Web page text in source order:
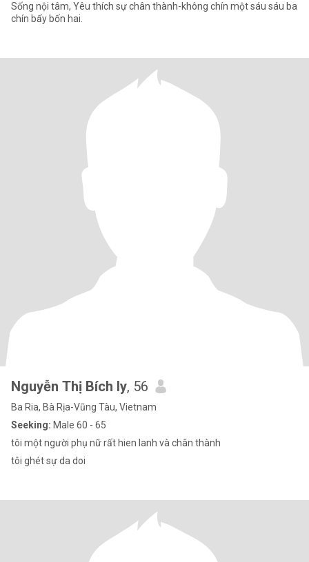
Sống nội tâm, Yêu thích sự chân thành-không chín một sáu sáu ba
chín bẩy bốn hai.
Nguyễn Thị Bích ly, 56
Ba Ria, Bà Rịa-Vũng Tàu, Vietnam
Seeking: Male 60 - 65
tôi một người phụ nữ rất hien lanh và chân thành
tôi ghét sự da doi